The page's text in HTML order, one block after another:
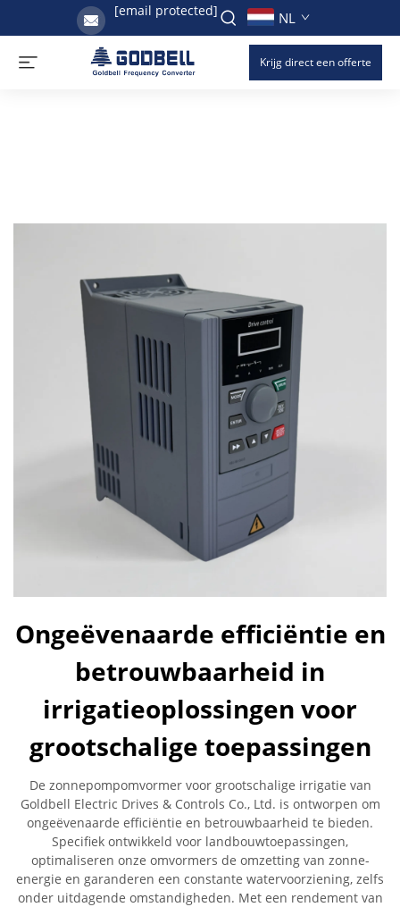
[email protected] NL
Krijg direct een offerte
Ongeëvenaarde efficiëntie en
betrouwbaarheid in
irrigatieoplossingen voor
grootschalige toepassingen
De zonnepompomvormer voor grootschalige irrigatie van
Goldbell Electric Drives & Controls Co., Ltd. is ontworpen om
ongeëvenaarde efficiëntie en betrouwbaarheid te bieden.
Specifiek ontwikkeld voor landbouwtoepassingen,
optimaliseren onze omvormers de omzetting van zonne-
energie en garanderen een constante watervoorziening, zelfs
onder uitdagende omstandigheden. Met een rendement van